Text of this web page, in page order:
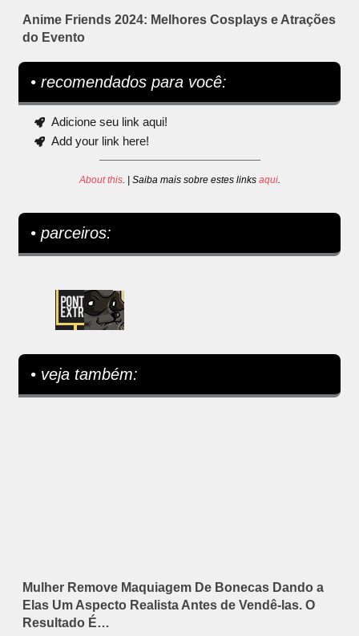
Anime Friends 2024: Melhores Cosplays e Atrações
do Evento
• recomendados para você:
Adicione seu link aqui!
Add your link here!
About this. | Saiba mais sobre estes links aqui.
• parceiros:
• veja também:
Mulher Remove Maquiagem De Bonecas Dando a
Elas Um Aspecto Realista Antes de Vendê-las. O
Resultado É…